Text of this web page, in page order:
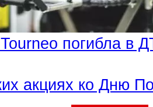
погибла
акциях ко Дню